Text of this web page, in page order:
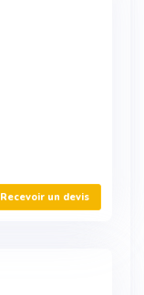
Recevoir un devis